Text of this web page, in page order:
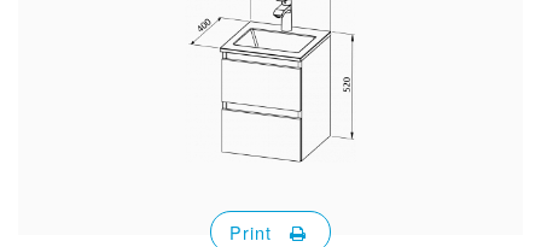
Print